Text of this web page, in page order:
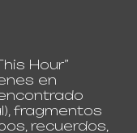
Hour”
en
fragmentos
recuerdos,